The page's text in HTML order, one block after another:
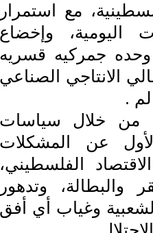
مع استمرار
اليومية، وإخضاع
وحده جمركيه قسريه
الانتاجي الصناعي
.
من خلال سياسات
عن المشكلات
الفلسطيني،
والبطالة، وتدهور
وغياب أي أفق